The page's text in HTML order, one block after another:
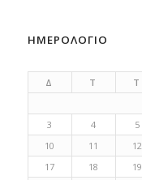
ΗΜΕΡΟΛΟΓΙΟ
Δ Τ Τ
3
4 5
10
11 12
17
18 19